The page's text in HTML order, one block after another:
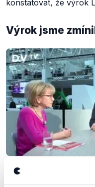
konstatovat, že výrok
Výrok jsme